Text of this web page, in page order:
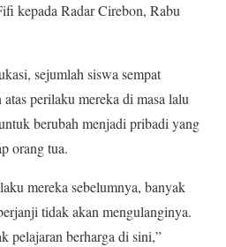
kepada Radar Cirebon, Rabu
sejumlah siswa sempat
perilaku mereka di masa lalu
berubah menjadi pribadi yang
orang tua.
mereka sebelumnya, banyak
tidak akan mengulanginya.
pelajaran berharga di sini,”